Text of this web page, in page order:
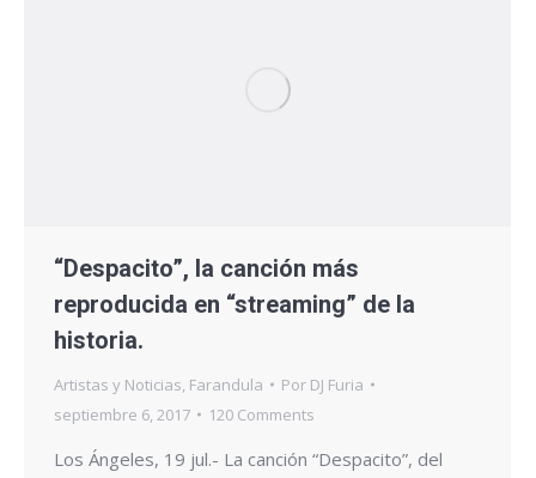
“Despacito”, la canción más
reproducida en “streaming” de la
historia.
Artistas y Noticias Farandula Por DJ Furia
septiembre 6, 2017
120 Comments
Los Ángeles, 19 jul.- La canción “Despacito”, del